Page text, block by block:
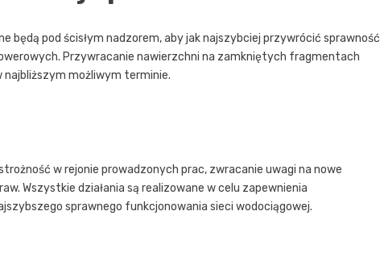
będą pod ścisłym nadzorem, aby jak najszybciej przywrócić sprawność
Przywracanie nawierzchni na zamkniętych fragmentach
możliwym terminie.
w rejonie prowadzonych prac, zwracanie uwagi na nowe
Wszystkie działania są realizowane w celu zapewnienia
sprawnego funkcjonowania sieci wodociągowej.